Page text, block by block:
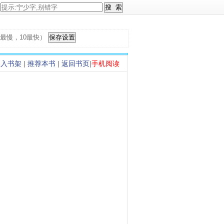
慢，10最快）
书架 | 推荐本书 | 返回书页|手机阅读